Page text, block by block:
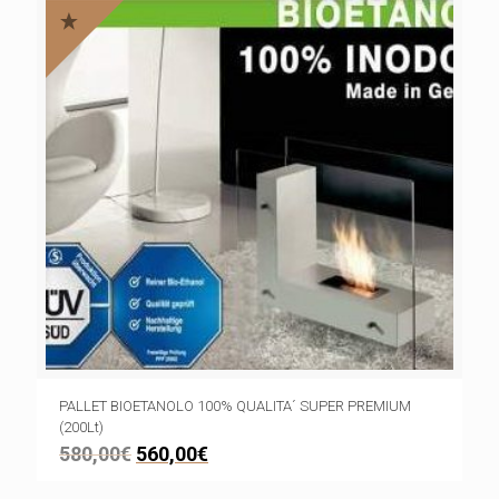
PALLET BIOETANOLO 100% QUALITA´ SUPER PREMIUM
(200Lt)
580,00€ 560,00€